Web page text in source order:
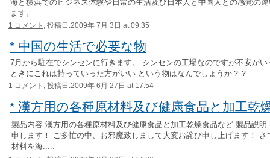
海と横浜でのビジネス体験や日常の生活及び日本人と中国人との感覚の
ます。
1 コメント, 投稿日:2009年 7月 3日 at 09:35
* 中国の生活で必要な物
7月から駐在でシンセンに行きます。 シンセンの工場なのですが不安が
ときにこれは持っていった方がいい という物はなんでしょうか？？
1 コメント, 投稿日:2009年 6月 27日 at 17:54
* 漢方用の各種原材料及び健康食品と加工乾
製品内容 漢方用の各種原材料及び健康食品と加工乾燥食品など 製品説
申します！ ご多忙の中、お邪魔致しまして大変お詫び申し上げます！
材料を海...